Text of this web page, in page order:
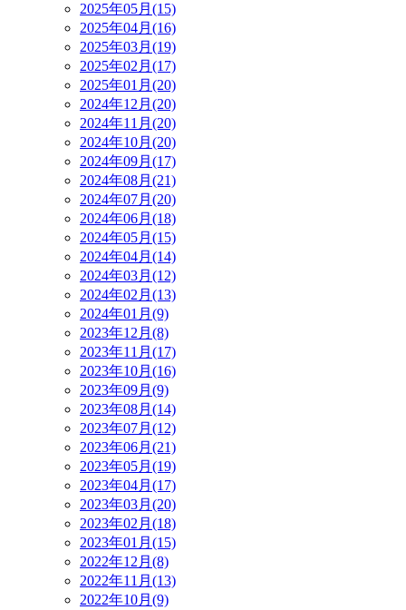
2025年05月(15)
2025年04月(16)
2025年03月(19)
2025年02月(17)
2025年01月(20)
2024年12月(20)
2024年11月(20)
2024年10月(20)
2024年09月(17)
2024年08月(21)
2024年07月(20)
2024年06月(18)
2024年05月(15)
2024年04月(14)
2024年03月(12)
2024年02月(13)
2024年01月(9)
2023年12月(8)
2023年11月(17)
2023年10月(16)
2023年09月(9)
2023年08月(14)
2023年07月(12)
2023年06月(21)
2023年05月(19)
2023年04月(17)
2023年03月(20)
2023年02月(18)
2023年01月(15)
2022年12月(8)
2022年11月(13)
2022年10月(9)